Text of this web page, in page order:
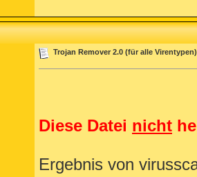
Trojan Remover 2.0 (für alle Virentypen)
Diese Datei nicht
Ergebnis von